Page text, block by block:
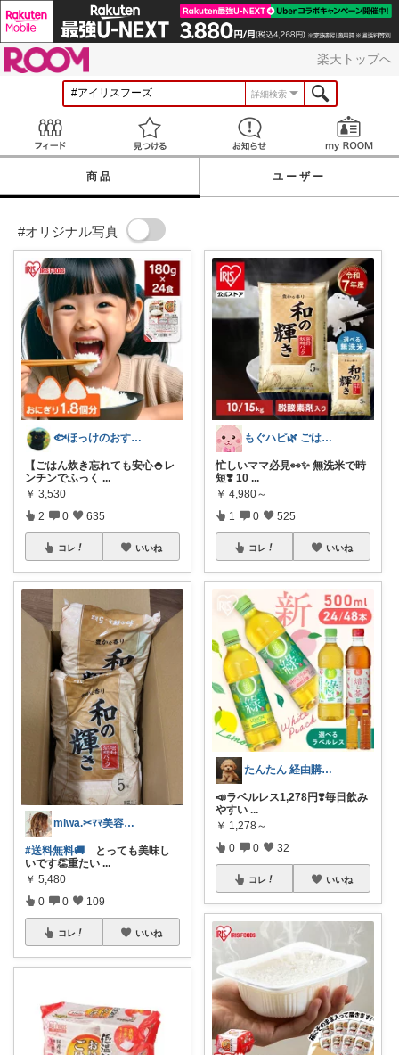
楽天トップへ
詳細検索
見つける お知らせ
商品 ユーザー
#オリジナル写真
🐟ほっけのおすすめ＠朝コレ派🐾
【ごはん炊き忘れても安心🍚レ
ンチンでふっく ...
￥ 3,530
2 0 635
コレ いいね
miwa.✂︎ﾏﾏ美容師💎
#送料無料🚚 とっても美味し
いです👏重たい ...
￥ 5,480
0 0 109
コレ いいね
もぐハピ🌿 ごはんのお供ROOM
忙しいママ必見👀✨ 無洗米で時
短❣️ 10 ...
￥ 4,980～
1 0 525
コレ いいね
たんたん 経由購入ありがとうございます！
📣ラベルレス1,278円❣️毎日飲み
やすい ...
￥ 1,278～
0 0 32
コレ いいね